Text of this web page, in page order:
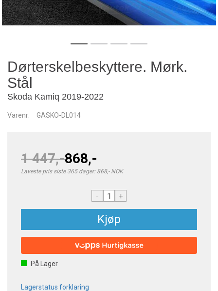
Dørterskelbeskyttere. Mørk.
Stål
Skoda Kamiq 2019-2022
Varenr: GASKO-DL014
1 447,-868,-
Laveste pris siste 365 dager: 868,- NOK
- +
Kjøp
På Lager
Lagerstatus forklaring